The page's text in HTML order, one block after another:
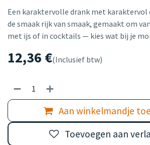
Een karaktervolle drank met karaktervol
de smaak rijk van smaak, gemaakt om
met ijs of in cocktails — kies wat bij je
12,36 €(Inclusief btw)
Aan winkelmandje
Toevoegen aan